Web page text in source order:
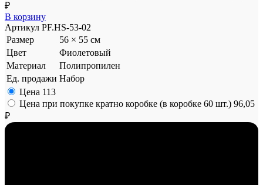
₽
В корзину
Артикул PF.HS-53-02
Размер
56 × 55 см
Цвет
Фиолетовый
Материал
Полипропилен
Ед. продажи Набор
Цена 113
Цена при покупке кратно коробке (в коробке 60 шт.) 96,05
₽